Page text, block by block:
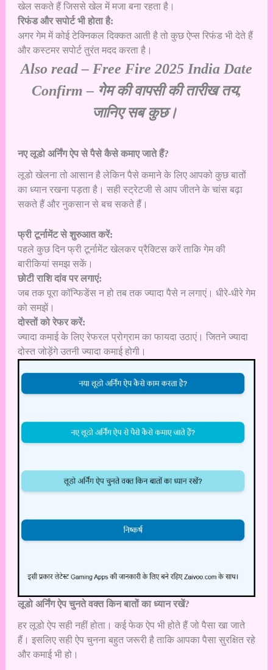
खेल सकते हैं जिससे खेल में मजा बना रहता है।
रिफंड और सपोर्ट भी होता है:
अगर गेम में कोई टेक्निकल दिक्कत आती है तो कुछ ऐप्स रिफंड भी देते हैं
और कस्टमर सपोर्ट तुरंत मदद करता है।
Also read – Free Fire 2025 India Date
Confirm– गेम की वापसी की तारीख तय,
जानिए सब कुछ।
नए लूडो अर्निंग ऐप से पैसे कैसे कमाए जाते हैं?
लूडो खेलना तो आसान है लेकिन पैसे कमाने के लिए आपको कुछ बातों
का ध्यान रखना पड़ता है। सही स्ट्रेटजी से आप जीतने के चांस बढ़ा
सकते हैं और नुकसान से बच सकते हैं।
फ्री टूर्नामेंट से शुरुआत करें:
पहले कुछ दिन फ्री टूर्नामेंट खेलकर प्रैक्टिस करें ताकि गेम की
बारीकियां समझ सकें।
छोटी राशि दांव पर लगाएं:
जब तक पूरा कॉन्फिडेंस न हो तब तक ज्यादा पैसे न लगाएं। धीरे-धीरे गेम
को समझें।
दोस्तों को रेफर करें:
ज्यादा कमाई के लिए रेफरल प्रोग्राम का फायदा उठाएं। जितने ज्यादा
दोस्त जोड़ेंगे उतनी ज्यादा कमाई होगी।
लूडो अर्निंग ऐप चुनते वक्त किन बातों का ध्यान रखें?
हर लूडो ऐप सही नहीं होता। कई फेक ऐप भी होते हैं जो पैसा खा जाते
हैं। इसलिए सही ऐप चुनना बहुत जरूरी है ताकि आपका पैसा सुरक्षित रहे
और कमाई भी हो।